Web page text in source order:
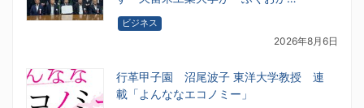
ビジネス
2026年8月6日
行革甲子園 沼尾波子 東洋大学教授 連
載「よんななエコノミー」